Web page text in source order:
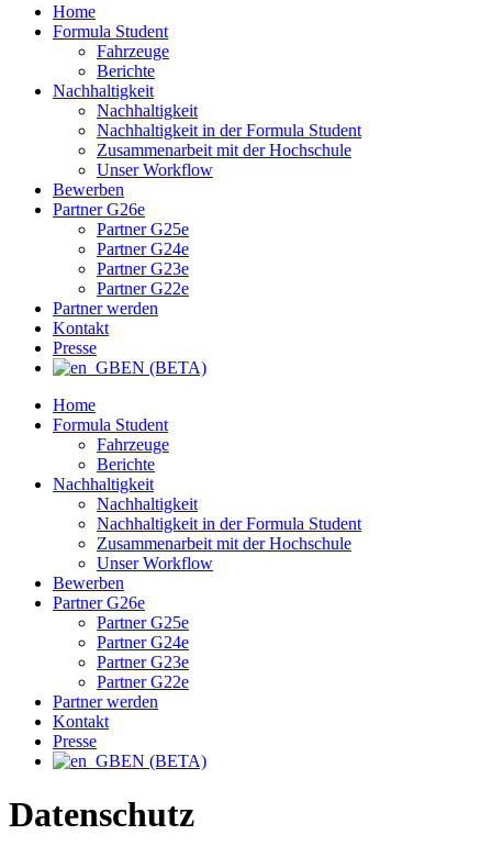
Home
Formula Student
Fahrzeuge
Berichte
Nachhaltigkeit
Nachhaltigkeit
Nachhaltigkeit in der Formula Student
Zusammenarbeit mit der Hochschule
Unser Workflow
Bewerben
Partner G26e
Partner G25e
Partner G24e
Partner G23e
Partner G22e
Partner werden
Kontakt
Presse
EN (BETA)
Home
Formula Student
Fahrzeuge
Berichte
Nachhaltigkeit
Nachhaltigkeit
Nachhaltigkeit in der Formula Student
Zusammenarbeit mit der Hochschule
Unser Workflow
Bewerben
Partner G26e
Partner G25e
Partner G24e
Partner G23e
Partner G22e
Partner werden
Kontakt
Presse
EN (BETA)
Datenschutz